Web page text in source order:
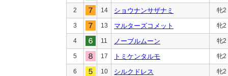
2 14 ショウナンサザナミ 牝2
3 13 マルターズコメット 牝2
4 11 ノーブルムーン 牝2
5 17 トミケンタルモ 牝2
6 10 シルクドレス 牝2